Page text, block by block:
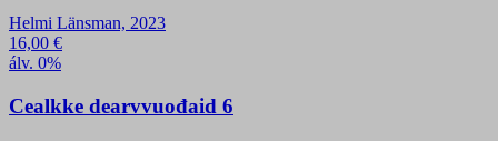
Helmi Länsman, 2023
16,00 €
álv. 0%
Cealkke dearvvuođaid 6